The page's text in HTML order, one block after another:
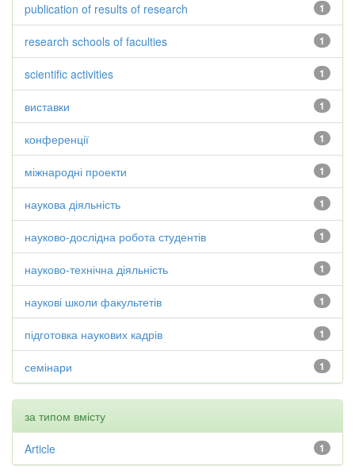
1
publication of results of research
1
research schools of faculties
1
scientific activities
1
виставки
1
конференції
1
міжнародні проекти
1
наукова діяльність
1
науково-дослідна робота студентів
1
науково-технічна діяльність
1
наукові школи факультетів
1
підготовка наукових кадрів
1
семінари
за типом вмісту
1
Article